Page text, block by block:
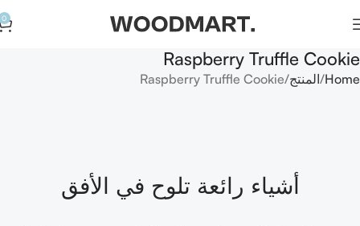
0
Raspberry Truffle Cookie
Home المنتج Raspberry Truffle Cookie
أشياء رائعة تلوح في الأفق